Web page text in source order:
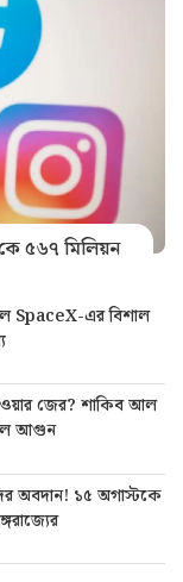
৫৬৭ মিলিয়ন
SpaceX-এর বিশাল
জের? শাকিব আল
হল আগুন
অবদান! ১৫ অগাস্টকে